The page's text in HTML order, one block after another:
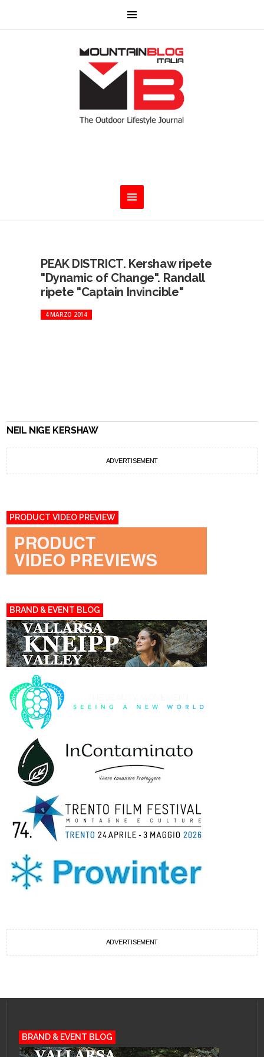
PEAK DISTRICT. Kershaw ripete
"Dynamic of Change". Randall
ripete "Captain Invincible"
4 MARZO 2014
NEIL NIGE KERSHAW
ADVERTISEMENT
PRODUCT VIDEO PREVIEW
BRAND & EVENT BLOG
ADVERTISEMENT
BRAND & EVENT BLOG